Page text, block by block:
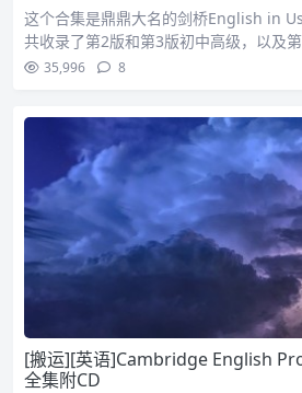
这个合集是鼎鼎大名的剑桥English in
共收录了第2版和第3版初中高级，以及
35,996 8
[搬运][英语]Cambridge English
全集附CD